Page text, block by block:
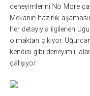
deneyimlerini No More
Mekanın hazırlık
her detayıyla ilgilenen
olmaktan çıkıyor.
kendisi gibi deneyimli,
çalışıyor.